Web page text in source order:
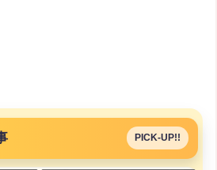
PICK-UP!!